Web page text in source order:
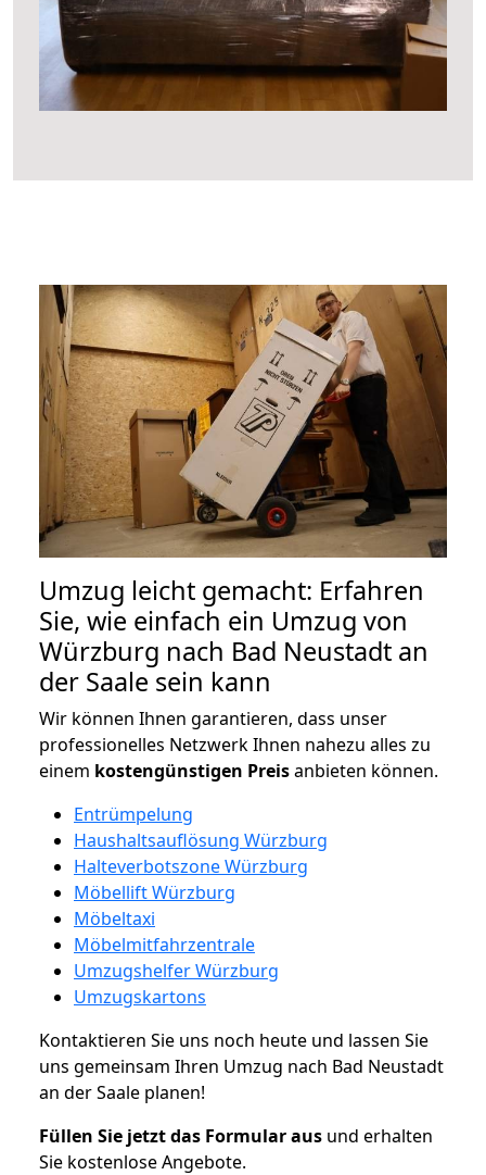
Umzug leicht gemacht: Erfahren
Sie, wie einfach ein Umzug von
Würzburg nach Bad Neustadt an
der Saale sein kann
Wir können Ihnen garantieren, dass unser
professionelles Netzwerk Ihnen nahezu alles zu
einem kostengünstigen Preisanbieten können.
Entrümpelung
Haushaltsauflösung Würzburg
Halteverbotszone Würzburg
Möbellift Würzburg
Möbeltaxi
Möbelmitfahrzentrale
Umzugshelfer Würzburg
Umzugskartons
Kontaktieren Sie uns noch heute und lassen Sie
uns gemeinsam Ihren Umzug nach Bad Neustadt
an der Saale planen!
Füllen Sie jetzt das Formular aus und erhalten
Sie kostenlose Angebote.